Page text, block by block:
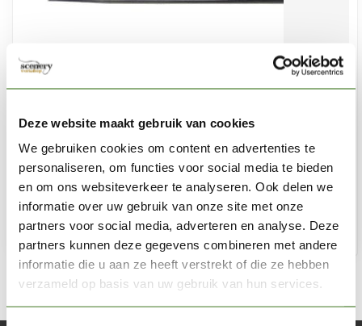
Deze website maakt gebruik van cookies
We gebruiken cookies om content en advertenties te
personaliseren, om functies voor social media te bieden
en om ons websiteverkeer te analyseren. Ook delen we
informatie over uw gebruik van onze site met onze
partners voor social media, adverteren en analyse. Deze
partners kunnen deze gegevens combineren met andere
informatie die u aan ze heeft verstrekt of die ze hebben
verzameld op basis van uw gebruik van hun services.
Nozzle set 0,2mm voor Evolution | Infinity | Ultra | Grafo
Airbrushes
€47,36
Niet op voorraad